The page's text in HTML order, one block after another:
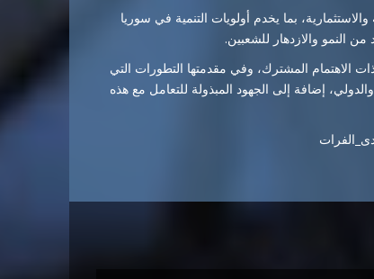
بما يخدم أولويات التنمية في سوريا
النمو والازدهار للشعبين.
الاهتمام المشترك، وفي مقدمتها التطورات التي
إضافة إلى الجهود المبذولة للتعامل مع هذه